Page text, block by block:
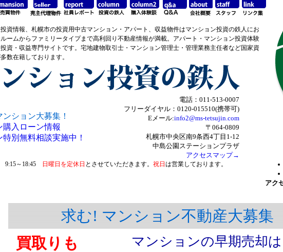
資情報、札幌市の投資用中古マンション・アパート、収益物件はマンション投資の鉄人にお
ームからファミリータイプまで高利回り不動産情報が満載。アパート・マンション投資体験
資・収益専門サイトです。宅地建物取引士・マンション管理士・管理業務主任者など国家資
数在籍しております。
ション大募集！
購入ローン情報
特別無料相談実施中！
電話：011-513-0007
フリーダイヤル：0120-015510(携帯可)
Eメール:info2@ms-tetsujin.com
〒064-0809
札幌市中央区南9条西4丁目1-12
中島公園ステーションプラザ
アクセスマップ→
9:15～18:45 日曜日を定休日 とさせていただきます。 祝日 は営業しております。
アク
求む! マンション不動産大募集
買取りも
マンションの早期売却は